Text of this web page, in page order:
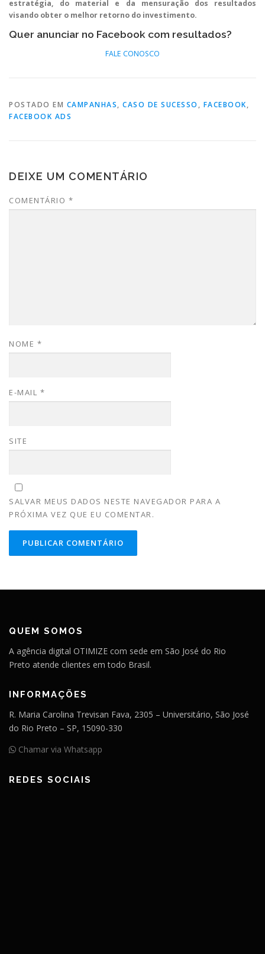
estratégia, do material e da mensuração dos resultados
visando obter o melhor retorno do investimento.
Quer anunciar no Facebook com resultados?
FALE CONOSCO
POSTADO EM CAMPANHAS, CASO DE SUCESSO , FACEBOOK,
FACEBOOK ADS
DEIXE UM COMENTÁRIO
COMENTÁRIO *
NOME *
E-MAIL *
SITE
SALVAR MEUS DADOS NESTE NAVEGADOR PARA A
PRÓXIMA VEZ QUE EU COMENTAR.
QUEM SOMOS
A agência digital OTIMIZE com sede em São José do Rio
Preto atende clientes em todo Brasil.
INFORMAÇÕES
R. Maria Carolina Trevisan Fava, 2305 – Universitário, São José
do Rio Preto – SP, 15090-330
Chamar via Whatsapp
REDES SOCIAIS